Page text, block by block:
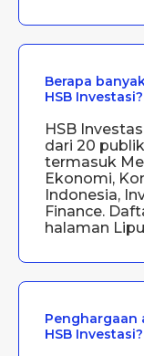
Berapa
HSB Investasi?
HSB
dari 20
termasuk
Ekonomi,
Indonesia,
Finance.
halaman
Penghargaan
HSB Investasi?